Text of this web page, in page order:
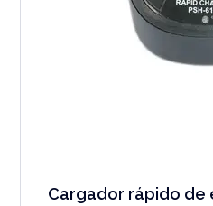
Cargador rápido de